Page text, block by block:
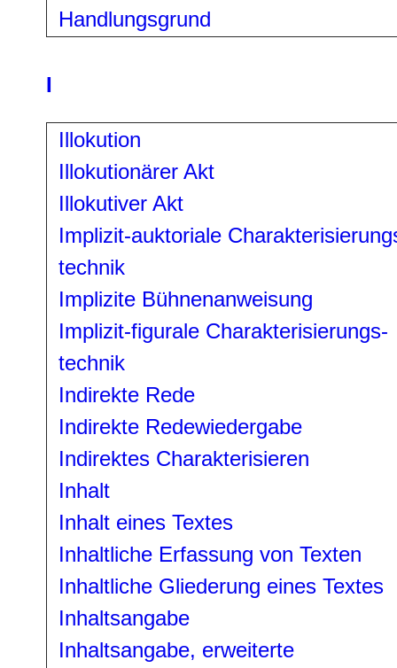
Handlungsgrund
I
Illokution
Illokutionärer Akt
Illokutiver Akt
Implizit-auktoriale
technik
Implizite Bühnenanweisung
Implizit-figurale Charakterisierungs-
technik
Indirekte Rede
Indirekte Redewiedergabe
Indirektes Charakterisieren
Inhalt
Inhalt eines Textes
Inhaltliche Erfassung von Texten
Inhaltliche Gliederung eines Textes
Inhaltsangabe
Inhaltsangabe, erweiterte